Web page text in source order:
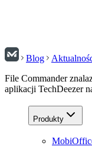
Blog
File Commander
aplikacji TechDeezer
Produkty